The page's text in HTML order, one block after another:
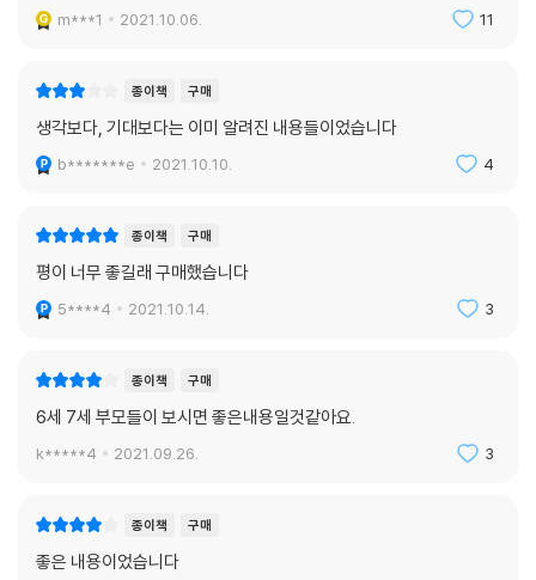
· 듣는 힘을 키우는 청각 주의력 놀이법 10가지
[마법의 열쇠 III. 자기 조절력]
· 감정을 해소하고 치유하는 자기 조절력 놀이법 7가지
· 자기 조절력을 키우는 공부법 5가지
[4~7세 아이를 위한 공부법]
· 국어: 한글을 깨치는 공부법 3가지
· 수학: 수 감각는 키우는 공부법 5가지
이 책이 가진 최고의 장점은 아이의 가장 눈부신 시기인 4~7세에 부모가
가장 먼저 무엇을 생각하고 또 해야 할지 육아 및 아이의 공부에 관한 가치
수 있게 해준다. 따라서 이 책은 아이가 4세인 부모에게는 축복, 5세인 부
모에게는 행운, 6세인 부모에게는 다행, 7세인 부모에게는 천운과도 같은
m***1 2021.10.06. 11
종이책 구매
생각보다, 기대보다는 이미 알려진 내용들이었습니다
b*******e 2021.10.10. 4
종이책 구매
평이 너무 좋길래 구매했습니다
5****4 2021.10.14. 3
종이책 구매
6세 7세 부모들이 보시면 좋은내용일것같아요.
k*****4 2021.09.26. 3
종이책 구매
좋은 내용이었습니다